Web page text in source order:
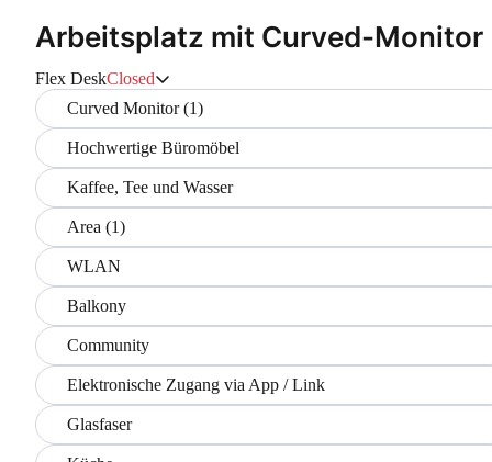
Arbeitsplatz mit Curved-Monitor
Flex DeskClosed
Curved Monitor (1)
Hochwertige Büromöbel
Kaffee, Tee und Wasser
Area (1)
WLAN
Balkony
Community
Elektronische Zugang via App / Link
Glasfaser